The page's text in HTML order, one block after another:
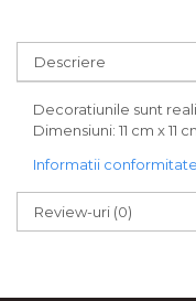
CERCEI ZAMAC
Ateliere - planse cu
Descriere
Decoratiunile sunt
Dimensiuni: 11 cm x 11
Informatii
Review-uri (0)